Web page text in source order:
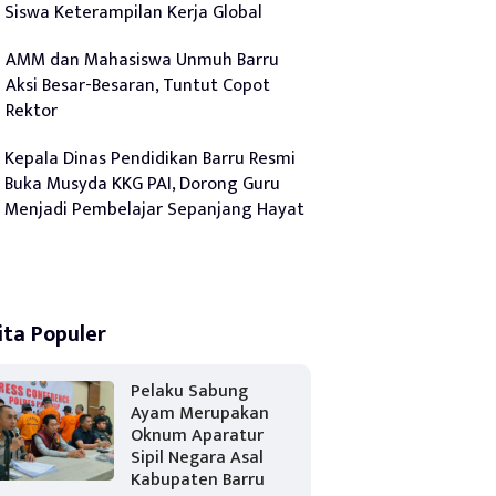
Siswa Keterampilan Kerja Global
AMM dan Mahasiswa Unmuh Barru
Aksi Besar-Besaran, Tuntut Copot
Rektor
Kepala Dinas Pendidikan Barru Resmi
Buka Musyda KKG PAI, Dorong Guru
Menjadi Pembelajar Sepanjang Hayat
Populer
Pelaku Sabung
Ayam Merupakan
Oknum Aparatur
Sipil Negara Asal
Kabupaten Barru